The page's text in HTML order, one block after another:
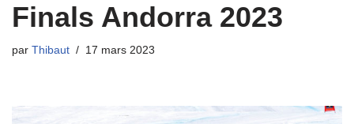
Finals Andorra 2023
par Thibaut 17 mars 2023